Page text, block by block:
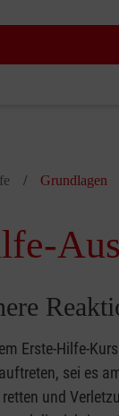
Grundlagen
Erste-Hilfe-
sei es
und